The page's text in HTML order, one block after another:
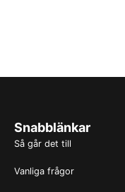
Snabblänkar
Så går det till
Vanliga frågor